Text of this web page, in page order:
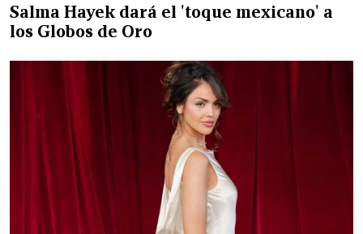
Salma Hayek dará el 'toque mexicano' a
los Globos de Oro